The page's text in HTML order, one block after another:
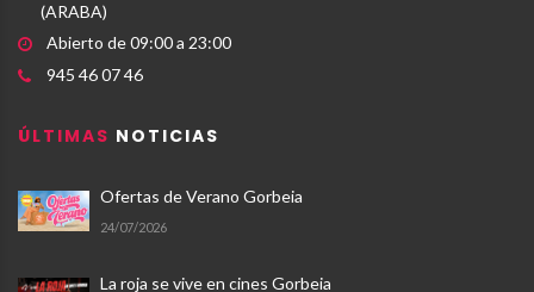
(ARABA)
Abierto de 09:00 a 23:00
945 46 07 46
ÚLTIMAS NOTICIAS
Ofertas de Verano Gorbeia
24/07/2026
La roja se vive en cines Gorbeia